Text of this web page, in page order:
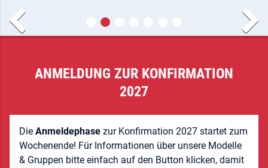
ANMELDUNG ZUR KONFIRMATION
2027
Die Anmeldephase zur Konfirmation 2027 startet zum
Wochenende! Für Informationen über unsere Modelle
& Gruppen bitte einfach auf den Button klicken, damit